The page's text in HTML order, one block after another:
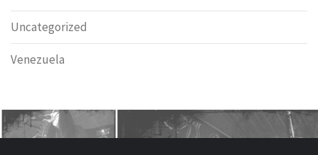
Uncategorized
Venezuela